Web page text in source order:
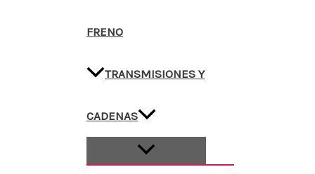
FRENO
TRANSMISIONES Y
CADENAS